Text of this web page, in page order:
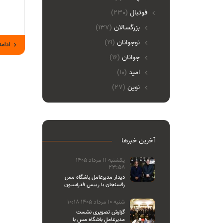
(230) فوتبال
بزرگسالان (137)
نوجوانان (19)
جوانان (16)
امید (10)
نوین (27)
آخرین خبرها
یکشنبه 11 مرداد 1405
23:58
دیدار مدیرعامل باشگاه مس
رفسنجان با رییس فدراسیون
شنبه 10 مرداد 1405 10:18
گزارش تصویری نشست
مدیرعامل باشگاه مس با